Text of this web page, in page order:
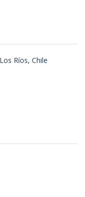
Ríos, Chile